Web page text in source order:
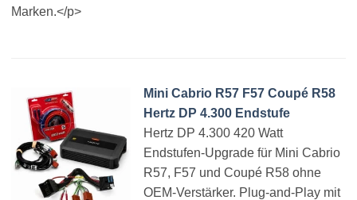
Marken.</p>
Mini Cabrio R57 F57 Coupé R58
Hertz DP 4.300 Endstufe
Hertz DP 4.300 420 Watt
Endstufen-Upgrade für Mini Cabrio
R57, F57 und Coupé R58 ohne
OEM-Verstärker. Plug-and-Play mit